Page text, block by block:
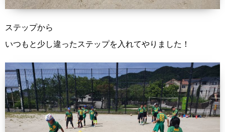
ステップから
いつもと少し違ったステップを入れてやりました！